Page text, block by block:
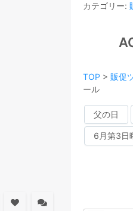
カテゴリー:
TOP > 販促
ール
父の日
6月第3日